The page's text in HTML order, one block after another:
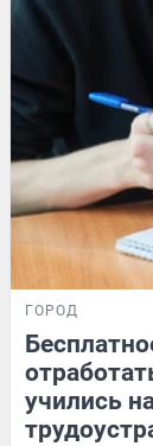
ГОРОД
учились